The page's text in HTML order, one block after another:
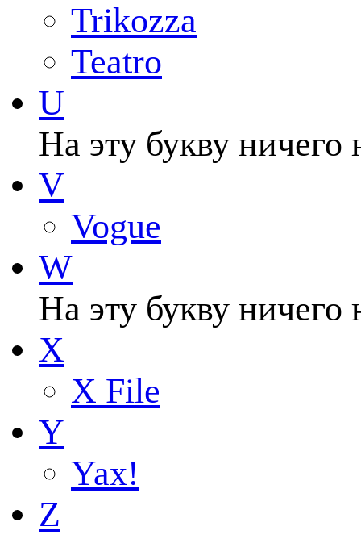
Trikozza
Teatro
U
На эту букву ничего
V
Vogue
W
На эту букву ничего
X
X File
Y
Yax!
Z